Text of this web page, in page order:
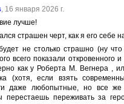
, 16 января 2026 г.
лучше!
страшен черт, как я его себе
не столько страшно (ну
всего показали откровенного и
как у Роберта М. Вегнера ,
(хотя, если взять
даже любопытные, но все
перестаешь переживать за